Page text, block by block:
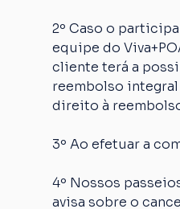
2º Caso o
equipe do
cliente terá a
reembolso
direito à
3º Ao efetuar a
4º Nossos
avisa sobre o